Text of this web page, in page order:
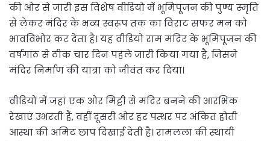
की ओर से जारी इस विशेष वीडियो में भूमिपूजन की पुण्य स्मृति
से लेकर मंदिर के भव्य स्वरूप तक का विराट सफर मन को
भावविभोर कर देता है। यह वीडियो राम मंदिर के भूमिपूजन की
वर्षगांठ से ठीक चार दिन पहले जारी किया गया है, जिसने
मंदिर निर्माण की यात्रा को जीवंत कर दिया।
वीडियो में जहां एक ओर मिट्टी से मंदिर बनने की आरंभिक
रेखाएं उभरती हैं, वहीं दूसरी ओर हर पत्थर पर अंकित होती
आस्था की अमिट छाप दिखाई देती है। रामलला की स्थायी